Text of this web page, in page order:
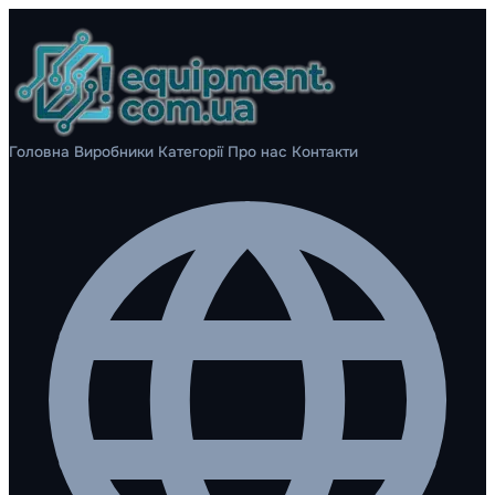
Головна Виробники Категорії Про нас Контакти